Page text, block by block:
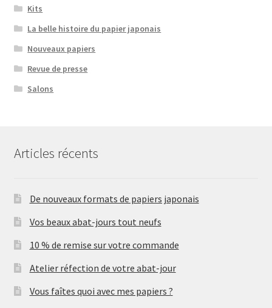
Kits
La belle histoire du papier japonais
Nouveaux papiers
Revue de presse
Salons
Articles récents
De nouveaux formats de papiers japonais
Vos beaux abat-jours tout neufs
10 % de remise sur votre commande
Atelier réfection de votre abat-jour
Vous faîtes quoi avec mes papiers ?